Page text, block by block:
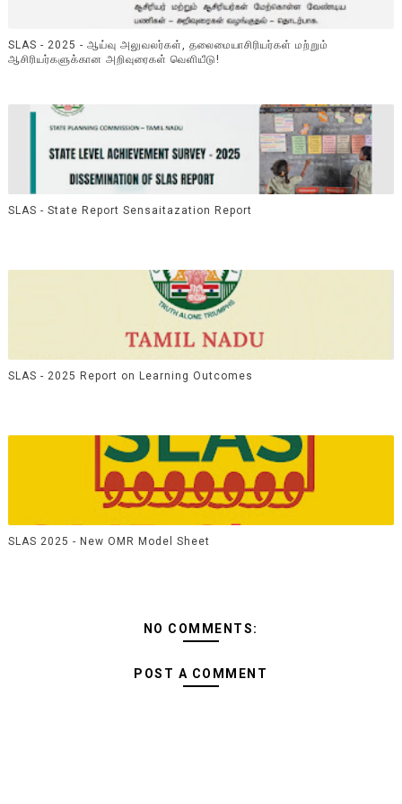
SLAS - 2025 - ஆய்வு அலுவலர்கள், தலைமையாசிரியர்கள் மற்றும்
ஆசிரியர்களுக்கான அறிவுரைகள் வெளியீடு!
SLAS - State Report Sensaitazation Report
SLAS - 2025 Report on Learning Outcomes
SLAS 2025 - New OMR Model Sheet
NO COMMENTS:
POST A COMMENT